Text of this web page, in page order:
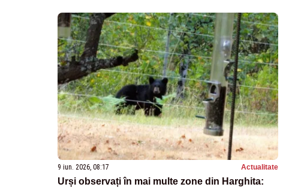
9 iun. 2026, 08:17 Actualitate
Urși observați în mai multe zone din Harghita: